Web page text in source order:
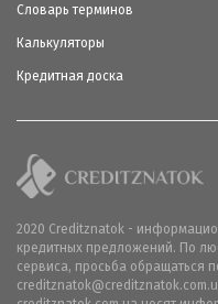
Словарь терминов
Калькуляторы
Кредитная доска
2020 Creditznatok -
кредитных предложений. По
сервиса, просьба обращаться